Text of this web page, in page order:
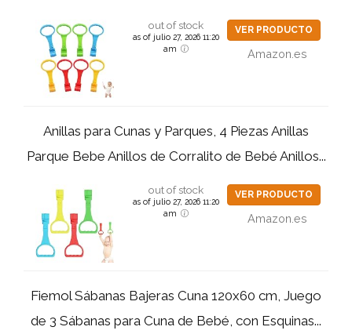
out of stock
as of julio 27, 2026 11:20
am
VER PRODUCTO
Amazon.es
Anillas para Cunas y Parques, 4 Piezas Anillas
Parque Bebe Anillos de Corralito de Bebé Anillos...
out of stock
as of julio 27, 2026 11:20
am
VER PRODUCTO
Amazon.es
Fiemol Sábanas Bajeras Cuna 120x60 cm, Juego
de 3 Sábanas para Cuna de Bebé, con Esquinas...